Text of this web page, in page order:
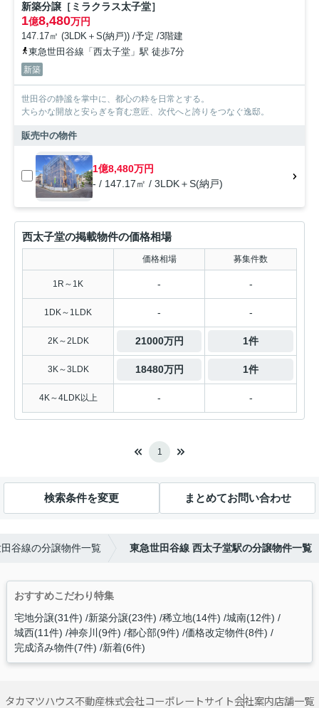
新築分譲［ミラクラス太子堂］
1億8,480万円
147.17㎡ (3LDK＋S(納戸)) /予定 /3階建
東急世田谷線「西太子堂」駅 徒歩7分
新築
世田谷の静謐を掌中に、都心の粋を日常とする。
大らかな開放と安らぎを育む意匠、次代へと誇りをつなぐ逸邸。
販売中の物件
1億8,480万円
- / 147.17㎡ / 3LDK＋S(納戸)
西太子堂の掲載物件の価格相場
価格相場 募集件数
1R～1K - -
1DK～1LDK - -
2K～2LDK 21000万円 1件
3K～3LDK 18480万円 1件
4K～4LDK以上 - -
1
検索条件を変更 まとめてお問い合わせ
谷線の分譲物件一覧 東急世田谷線 西太子堂駅の分譲物件一覧
おすすめこだわり特集
宅地分譲(31件) 新築分譲(23件) 稀立地(14件) 城南(12件)
城西(11件) 神奈川(9件) 都心部(9件) 価格改定物件(8件)
完成済み物件(7件) 新着(6件)
タカマツハウス不動産株式会社コーポレートサイト会社案内店舗一覧